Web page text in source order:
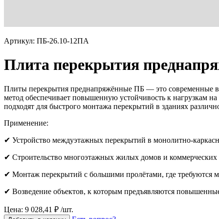
Артикул: ПБ-26.10-12ПА
Плита перекрытия
Плиты перекрытия преднапряжённые ПБ — это современные
метод обеспечивает повышенную устойчивость к нагрузкам
подходят для быстрого монтажа перекрытий в зданиях
Применение:
✔ Устройство междуэтажных перекрытий в монолитно-
✔ Строительство многоэтажных жилых домов и коммерческих
✔ Монтаж перекрытий с большими пролётами, где требуются
✔ Возведение объектов, к которым предъявляются
Цена: 9 028,41 ₽ /шт.